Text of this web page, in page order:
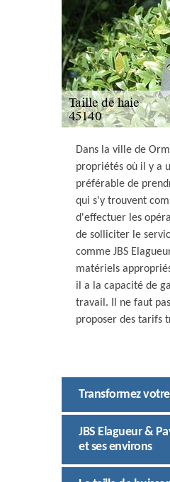
Dans la ville de
propriétés où il y a
préférable de
qui s'y trouvent
d'effectuer les
de solliciter le
comme JBS
matériels
il a la capacité de
travail. Il ne faut
proposer des tarifs
Transformez
JBS Elagueur &
et ses environs